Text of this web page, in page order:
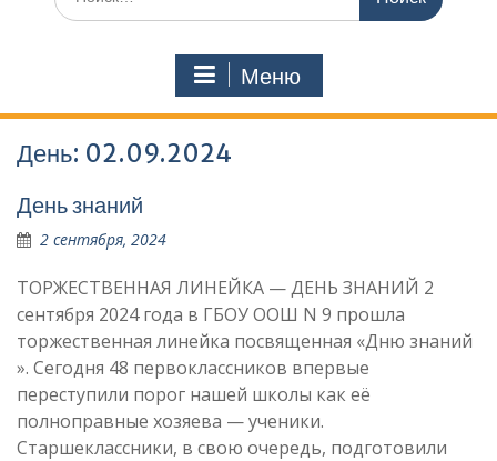
Меню
День: 02.09.2024
День знаний
2 сентября, 2024
ТОРЖЕСТВЕННАЯ ЛИНЕЙКА — ДЕНЬ ЗНАНИЙ 2
сентября 2024 года в ГБОУ ООШ N 9 прошла
торжественная линейка посвященная «Дню знаний
». Сегодня 48 первоклассников впервые
переступили порог нашей школы как её
полноправные хозяева — ученики.
Старшеклассники, в свою очередь, подготовили